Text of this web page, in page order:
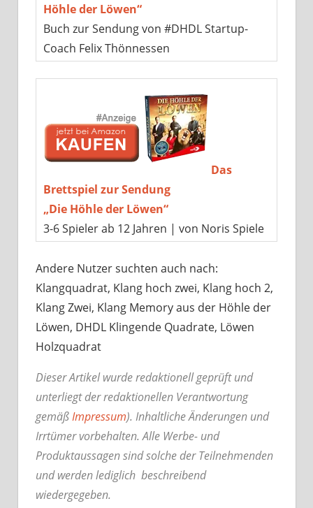
Höhle der Löwen“
Buch zur Sendung von #DHDL Startup-
Coach Felix Thönnessen
Das
Brettspiel zur Sendung
„Die Höhle der Löwen“
3-6 Spieler ab 12 Jahren | von Noris Spiele
Andere Nutzer suchten auch nach:
Klangquadrat, Klang hoch zwei, Klang hoch 2,
Klang Zwei, Klang Memory aus der Höhle der
Löwen, DHDL Klingende Quadrate, Löwen
Holzquadrat
Dieser Artikel wurde redaktionell geprüft und
unterliegt der redaktionellen Verantwortung
gemäßImpressum). Inhaltliche Änderungen und
Irrtümer vorbehalten. Alle Werbe- und
Produktaussagen sind solche der Teilnehmenden
und werden lediglich beschreibend
wiedergegeben.